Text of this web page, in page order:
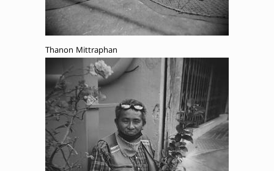
Thanon Mittraphan